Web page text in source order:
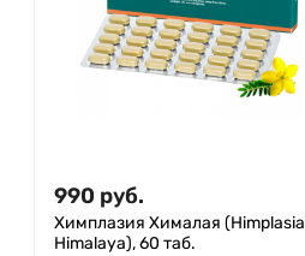
990 руб.
Химплазия Хималая (Himplasia
Himalaya), 60 таб.